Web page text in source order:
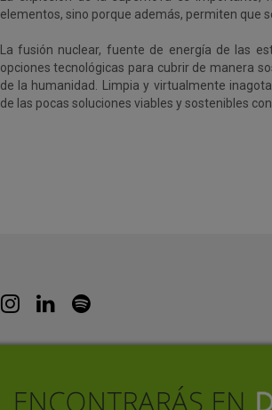
elementos, sino porque además, permiten que
La fusión nuclear, fuente de energía de las
opciones tecnológicas para cubrir de manera
de la humanidad. Limpia y virtualmente
de las pocas soluciones viables y sostenibles